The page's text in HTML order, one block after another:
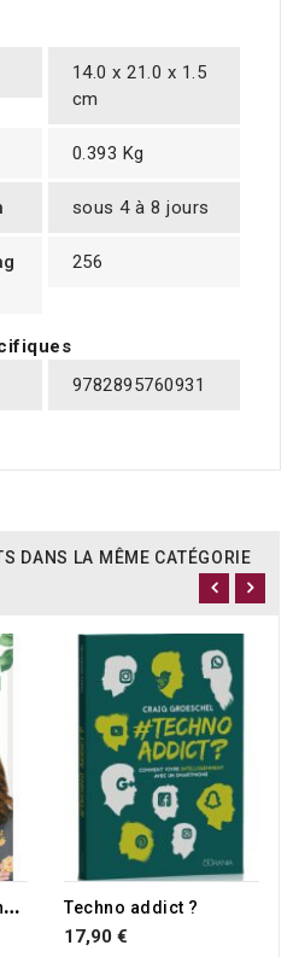
14.0 x 21.0 x 1.5
cm
0.393 Kg
sous 4 à 8 jours
256
9782895760931
DANS LA MÊME CATÉGORIE
L
a guérison qui a changé ma vie Techno addict ?
17,90 €